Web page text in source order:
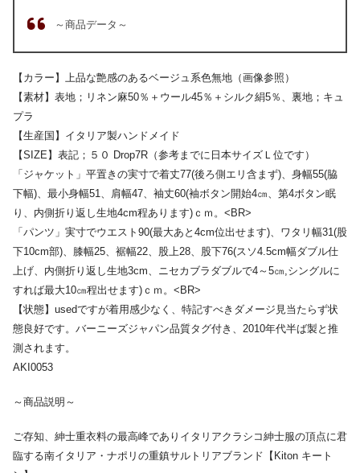
～商品データ～
【カラー】上品な艶感のあるベージュ系色無地（画像参照）
【素材】表地；リネン麻50％＋ウール45％＋シルク絹5％、裏地；キュ
プラ
【生産国】イタリア製ハンドメイド
【SIZE】表記；５０ Drop7R（参考までに日本サイズＬ位です）
「ジャケット」平置きの実寸で着丈77(後ろ側エリ含まず)、身幅55(脇
下幅)、最小身幅51、肩幅47、袖丈60(袖ボタン開始4㎝、第4ボタン眠
り、内側折り返し生地4cm程あります)ｃｍ。<BR>
「パンツ」実寸でウエスト90(最大あと4cm位出せます)、ワタリ幅31(股
下10cm部)、膝幅25、裾幅22、股上28、股下76(スソ4.5cm幅ダブル仕
上げ、内側折り返し生地3cm、ニセカブラダブルで4～5㎝,シングルに
すれば最大10㎝程出せます)ｃｍ。<BR>
【状態】usedですが着用感少なく、特記すべきダメージ見当たらず状
態良好です。バーニーズジャパン品質タグ付き、2010年代半ば製と推
測されます。
AKI0053
～商品説明～
ご存知、紳士重衣料の最高峰でありイタリアクラシコ紳士服の頂点に君
臨する南イタリア・ナポリの重鎮サルトリアブランド【Kiton キート